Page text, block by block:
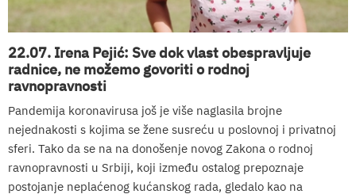
22.07. Irena Pejić: Sve dok vlast obespravljuje
radnice, ne možemo govoriti o rodnoj
ravnopravnosti
Pandemija koronavirusa još je više naglasila brojne
nejednakosti s kojima se žene susreću u poslovnoj i privatnoj
sferi. Tako da se na na donošenje novog Zakona o rodnoj
ravnopravnosti u Srbiji, koji između ostalog prepoznaje
postojanje neplaćenog kućanskog rada, gledalo kao na